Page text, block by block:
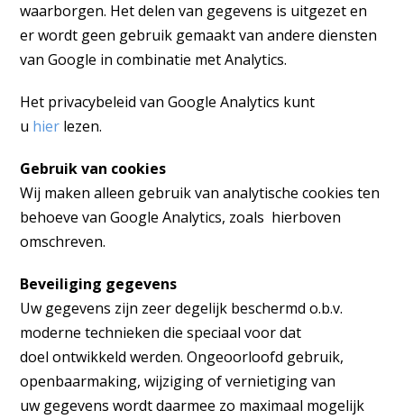
waarborgen. Het delen van gegevens is uitgezet en
er wordt geen gebruik gemaakt van andere diensten
van Google in combinatie met Analytics.
Het privacybeleid van Google Analytics kunt
u hier lezen.
Gebruik van cookies
Wij maken alleen gebruik van analytische cookies ten
behoeve van Google Analytics, zoals hierboven
omschreven.
Beveiliging gegevens
Uw gegevens zijn zeer degelijk beschermd o.b.v.
moderne technieken die speciaal voor dat
doel ontwikkeld werden. Ongeoorloofd gebruik,
openbaarmaking, wijziging of vernietiging van
uw gegevens wordt daarmee zo maximaal mogelijk